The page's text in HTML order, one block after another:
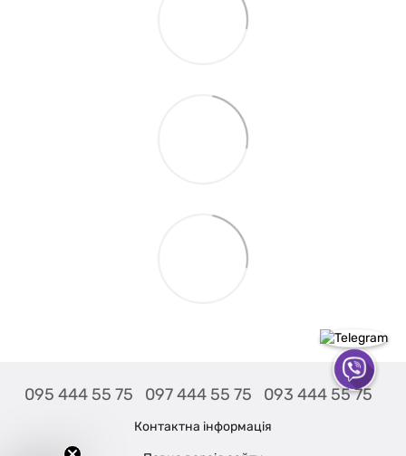
095 444 55 75 097 444 55 75 093 444 55 75
Контактна інформація